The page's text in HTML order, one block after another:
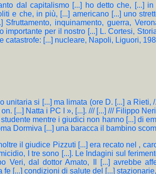
dal capitalismo [...] ho detto che, [...] in
e che, in più, [...] americano [...] uno
inquinamento, guerra,
per il nostro [...] L. Cortesi,
catastrofe: [...] nucleare, Napoli, Liguori,
unitaria si [...] ma limata (ore D. [...] a Rieti,
[...] Natta i PC I », [...]. /// [...] /// Filippo Neri
mentre i giudici non hanno [...] di
Dormiva [...] una baracca il bambino
il giudice Pizzuti [...] era recato nel ,
I tre sono [...]. Le Indagini sul
Veri, dal dottor Amato, Il [...] avrebbe
[...] condizioni di salute del [...] stazionarie,